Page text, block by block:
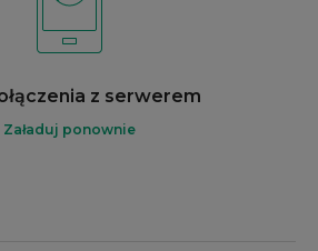
z serwerem
Załaduj ponownie